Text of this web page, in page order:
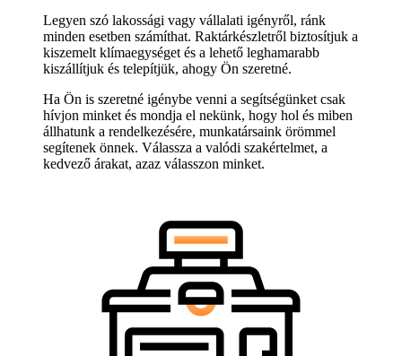
Legyen szó lakossági vagy vállalati igényről, ránk
minden esetben számíthat. Raktárkészletről biztosítjuk a
kiszemelt klímaegységet és a lehető leghamarabb
kiszállítjuk és telepítjük, ahogy Ön szeretné.
Ha Ön is szeretné igénybe venni a segítségünket csak
hívjon minket és mondja el nekünk, hogy hol és miben
állhatunk a rendelkezésére, munkatársaink örömmel
segítenek önnek. Válassza a valódi szakértelmet, a
kedvező árakat, azaz válasszon minket.